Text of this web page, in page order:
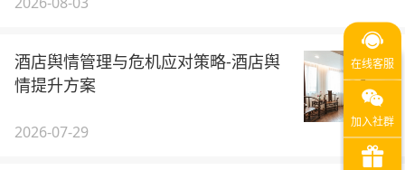
酒店舆情管理与危机应对策略-酒店舆
情提升方案
2026-07-29